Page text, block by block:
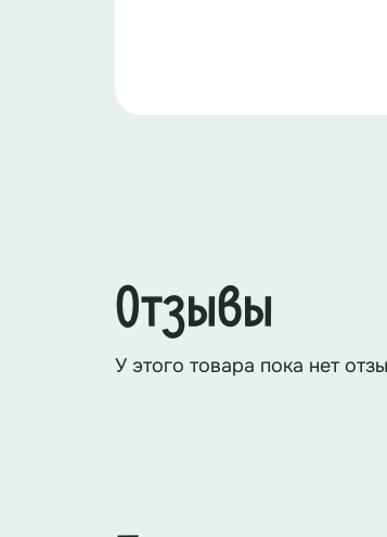
Голос Кати за сценой
Отзывы
У этого товара пока нет